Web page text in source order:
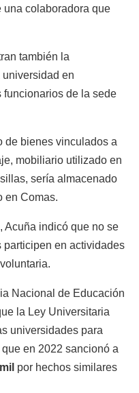
una colaboradora que
también la
en
de la sede
de bienes vinculados a
mobiliario utilizado en
sería almacenado
en Comas.
Acuña indicó que no se
participen en actividades
Nacional de Educación
la Ley Universitaria
universidades para
en 2022 sancionó a
por hechos similares